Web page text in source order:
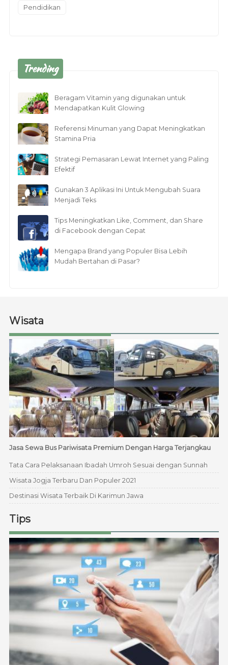
Pendidikan
Trending
Beragam Vitamin yang digunakan untuk
Mendapatkan Kulit Glowing
Referensi Minuman yang Dapat Meningkatkan
Stamina Pria
Strategi Pemasaran Lewat Internet yang Paling
Efektif
Gunakan 3 Aplikasi Ini Untuk Mengubah Suara
Menjadi Teks
Tips Meningkatkan Like, Comment, dan Share
di Facebook dengan Cepat
Mengapa Brand yang Populer Bisa Lebih
Mudah Bertahan di Pasar?
Wisata
Jasa Sewa Bus Pariwisata Premium Dengan Harga Terjangkau
Tata Cara Pelaksanaan Ibadah Umroh Sesuai dengan Sunnah
Wisata Jogja Terbaru Dan Populer 2021
Destinasi Wisata Terbaik Di Karimun Jawa
Tips